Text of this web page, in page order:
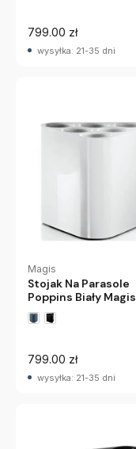
799.00 zł
wysyłka: 21-35 dni
Magis
Stojak Na Parasole
Poppins Biały Magis
799.00 zł
wysyłka: 21-35 dni